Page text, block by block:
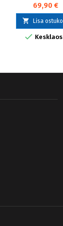
69,90 €
 Lisa
 Kesklaos